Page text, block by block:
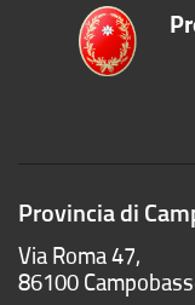
Provincia di
Via Roma 47,
86100